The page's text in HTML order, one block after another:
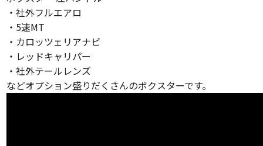
・社外フルエアロ
・5速MT
・カロッツェリアナビ
・レッドキャリパー
・社外テールレンズ
などオプション盛りだくさんのボクスターです。